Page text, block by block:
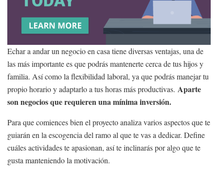
Echar a andar un negocio en casa tiene diversas ventajas, una de
las más importante es que podrás mantenerte cerca de tus hijos y
familia. Así como la flexibilidad laboral, ya que podrás manejar tu
propio horario y adaptarlo a tus horas más productivas. Aparte
son negocios que requieren una mínima inversión.
Para que comiences bien el proyecto analiza varios aspectos que te
guiarán en la escogencia del ramo al que te vas a dedicar. Define
cuáles actividades te apasionan, así te inclinarás por algo que te
gusta manteniendo la motivación.